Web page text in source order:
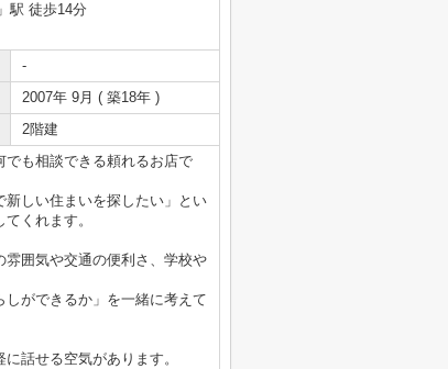
」駅 徒歩14分
-
2007年 9月 ( 築18年 )
2階建
でも相談できる頼れるお店で
しい住まいを探したい」とい
くれます。
囲気や交通の便利さ、学校や
ができるか」を一緒に考えて
話せる空気があります。